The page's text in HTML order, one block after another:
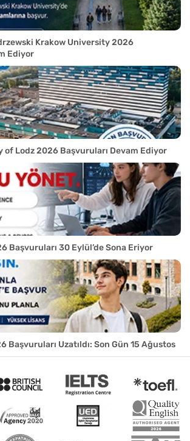
Krakow University 2026
Ediyor
of Lodz 2026 Başvuruları Devam Ediyor
Başvuruları 30 Eylül’de Sona Eriyor
Başvuruları Uzatıldı: Son Gün 15 Ağustos